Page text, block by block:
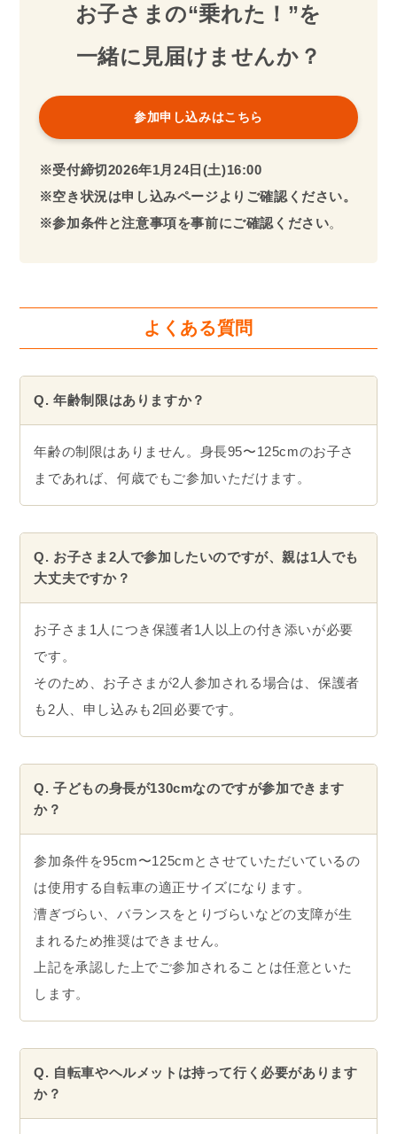
お子さまの“乗れた！”を
一緒に見届けませんか？
参加申し込みはこちら
※受付締切2026年1月24日(土)16:00
※空き状況は申し込みページよりご確認ください。
※参加条件と注意事項を事前にご確認ください。
よくある質問
Q. 年齢制限はありますか？
年齢の制限はありません。身長95〜125cmのお子さ
まであれば、何歳でもご参加いただけます。
Q. お子さま2人で参加したいのですが、親は1人でも
大丈夫ですか？
お子さま1人につき保護者1人以上の付き添いが必要
です。
そのため、お子さまが2人参加される場合は、保護者
も2人、申し込みも2回必要です。
Q. 子どもの身長が130cmなのですが参加できます
か？
参加条件を95cm〜125cmとさせていただいているの
は使用する自転車の適正サイズになります。
漕ぎづらい、バランスをとりづらいなどの支障が生
まれるため推奨はできません。
上記を承認した上でご参加されることは任意といた
します。
Q. 自転車やヘルメットは持って行く必要があります
か？